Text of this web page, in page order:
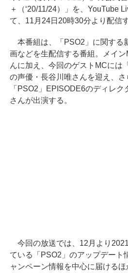
＋（‘20/11/24）」を、YouTube
て、11月24日20時30分より配信す
本番組は、「PSO2」に関する
画などを生配信する番組。メイ
んに加え、今回のゲストMCには
の声優・長谷川唯さんを迎え、さ
「PSO2」EPISODE6のディレ
さんが出演する。
今回の放送では、12月より
ている「PSO2」のアップデート
ャンペーン情報を中心に届けるほ